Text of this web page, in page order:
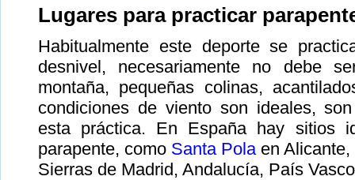
Lugares para practicar
Habitualmente este deporte se
desnivel, necesariamente no debe
montaña, pequeñas colinas,
condiciones de viento son ideales,
esta práctica. En España hay sitios
parapente, como Santa Polaen
Sierras de Madrid, Andalucía, País